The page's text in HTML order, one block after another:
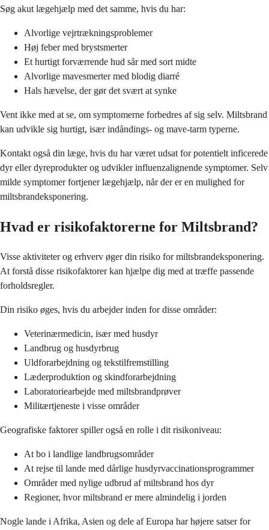
Søg akut lægehjælp med det samme, hvis du har:
Alvorlige vejrtrækningsproblemer
Høj feber med brystsmerter
Et hurtigt forværrende hud sår med sort midte
Alvorlige mavesmerter med blodig diarré
Hals hævelse, der gør det svært at synke
Vent ikke med at se, om symptomerne forbedres af sig selv. Miltsbrand
kan udvikle sig hurtigt, især indåndings- og mave-tarm typerne.
Kontakt også din læge, hvis du har været udsat for potentielt inficerede
dyr eller dyreprodukter og udvikler influenzalignende symptomer. Selv
milde symptomer fortjener lægehjælp, når der er en mulighed for
miltsbrandeksponering.
Hvad er risikofaktorerne for Miltsbrand?
Visse aktiviteter og erhverv øger din risiko for miltsbrandeksponering.
At forstå disse risikofaktorer kan hjælpe dig med at træffe passende
forholdsregler.
Din risiko øges, hvis du arbejder inden for disse områder:
Veterinærmedicin, især med husdyr
Landbrug og husdyrbrug
Uldforarbejdning og tekstilfremstilling
Læderproduktion og skindforarbejdning
Laboratoriearbejde med miltsbrandprøver
Militærtjeneste i visse områder
Geografiske faktorer spiller også en rolle i dit risikoniveau:
At bo i landlige landbrugsområder
At rejse til lande med dårlige husdyrvaccinationsprogrammer
Områder med nylige udbrud af miltsbrand hos dyr
Regioner, hvor miltsbrand er mere almindelig i jorden
Nogle lande i Afrika, Asien og dele af Europa har højere satser for